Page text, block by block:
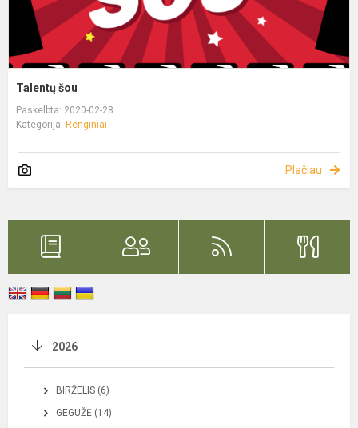
Talentų šou
Paskelbta: 2020-02-28
Kategorija: Renginiai
Plačiau
2026
BIRŽELIS (6)
GEGUŽĖ (14)